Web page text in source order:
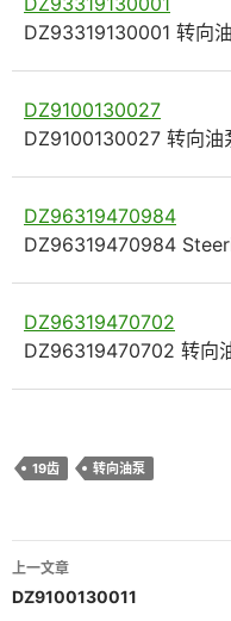
DZ93319130001 转向
DZ9100130027
DZ9100130027 转向油
DZ96319470984
DZ96319470984
DZ96319470702
DZ96319470702 转向
19齿 转向油泵
文
章
上一文章
DZ9100130011